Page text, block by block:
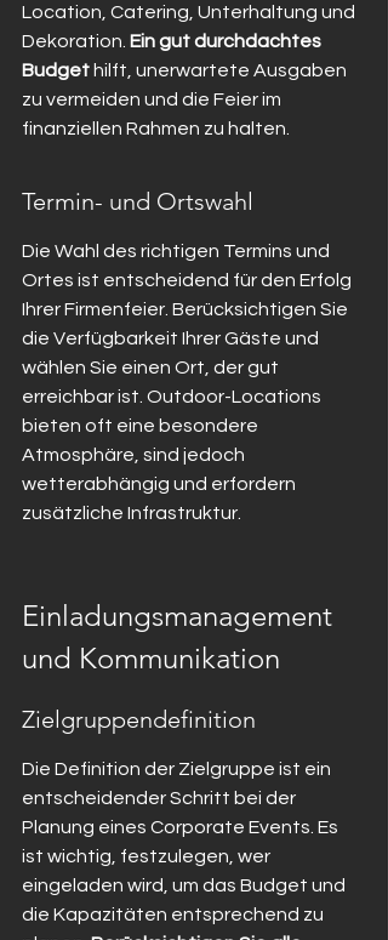
Location, Catering, Unterhaltung und
Dekoration. Ein gut durchdachtes
Budget hilft, unerwartete Ausgaben
zu vermeiden und die Feier im
finanziellen Rahmen zu halten.
Termin- und Ortswahl
Die Wahl des richtigen Termins und
Ortes ist entscheidend für den Erfolg
Ihrer Firmenfeier. Berücksichtigen Sie
die Verfügbarkeit Ihrer Gäste und
wählen Sie einen Ort, der gut
erreichbar ist. Outdoor-Locations
bieten oft eine besondere
Atmosphäre, sind jedoch
wetterabhängig und erfordern
zusätzliche Infrastruktur.
Einladungsmanagement
und Kommunikation
Zielgruppendefinition
Die Definition der Zielgruppe ist ein
entscheidender Schritt bei der
Planung eines Corporate Events. Es
ist wichtig, festzulegen, wer
eingeladen wird, um das Budget und
die Kapazitäten entsprechend zu